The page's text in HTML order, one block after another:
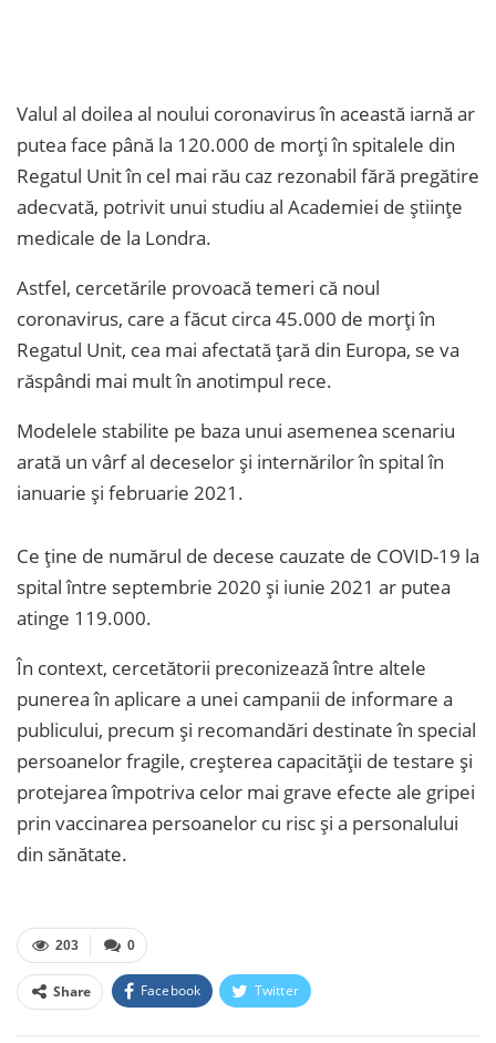
Valul al doilea al noului coronavirus în această iarnă ar
putea face până la 120.000 de morţi în spitalele din
Regatul Unit în cel mai rău caz rezonabil fără pregătire
adecvată, potrivit unui studiu al Academiei de ştiinţe
medicale de la Londra.
Astfel, cercetările provoacă temeri că noul
coronavirus, care a făcut circa 45.000 de morţi în
Regatul Unit, cea mai afectată ţară din Europa, se va
răspândi mai mult în anotimpul rece.
Modelele stabilite pe baza unui asemenea scenariu
arată un vârf al deceselor şi internărilor în spital în
ianuarie şi februarie 2021.
Ce ține de numărul de decese cauzate de COVID-19 la
spital între septembrie 2020 şi iunie 2021 ar putea
atinge 119.000.
În context, cercetătorii preconizează între altele
punerea în aplicare a unei campanii de informare a
publicului, precum şi recomandări destinate în special
persoanelor fragile, creşterea capacităţii de testare şi
protejarea împotriva celor mai grave efecte ale gripei
prin vaccinarea persoanelor cu risc şi a personalului
din sănătate.
0
203
Share Facebook Twitter